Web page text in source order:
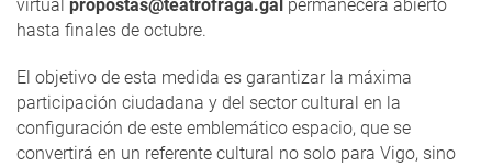
virtual propostas@teatrofraga.gal permanecerá abierto
hasta finales de octubre.
El objetivo de esta medida es garantizar la máxima
participación ciudadana y del sector cultural en la
configuración de este emblemático espacio, que se
convertirá en un referente cultural no solo para Vigo, sino